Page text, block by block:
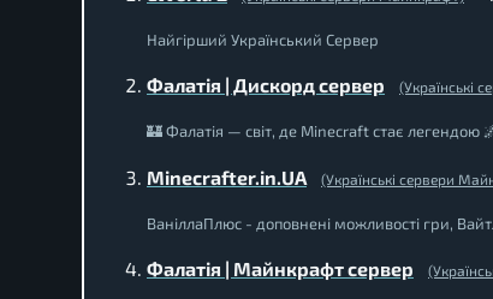
Найгірший Український Сервер
Фалатія | Дискорд сервер (Українські
🏰 Фалатія — світ, де Minecraft стає легендою
Minecrafter.in.UA (Українські сервери
ВаніллаПлюс - доповнені можливості гри,
Фалатія | Майнкрафт сервер